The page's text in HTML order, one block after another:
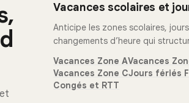
Vacances scolaires et
Anticipe les zones scolaires,
changements d’heure qui
Vacances Zone AVacances
Vacances Zone CJours fériés
Congés et RTT